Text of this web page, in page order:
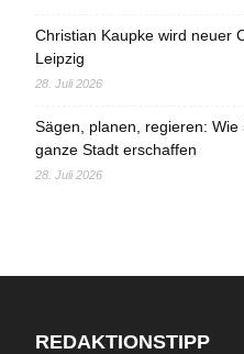
Christian Kaupke wird neuer
Leipzig
28. Juli 2026
Sägen, planen, regieren:
ganze Stadt erschaffen
28. Juli 2026
REDAKTIONSTIPP